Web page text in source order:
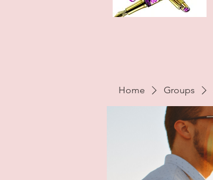
Home Groups